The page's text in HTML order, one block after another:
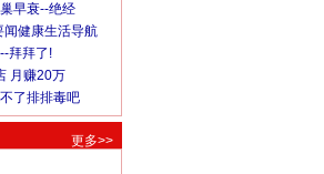
早衰--绝经
闻健康生活导航
拜拜了!
月赚20万
了排排毒吧
更多>>